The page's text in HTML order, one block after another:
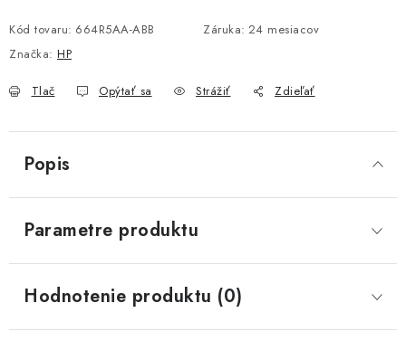
Kód tovaru: 664R5AA-ABB Záruka: 24 mesiacov
Značka: HP
Tlač Opýtať sa Strážiť Zdieľať
Popis
Parametre produktu
Hodnotenie produktu (0)